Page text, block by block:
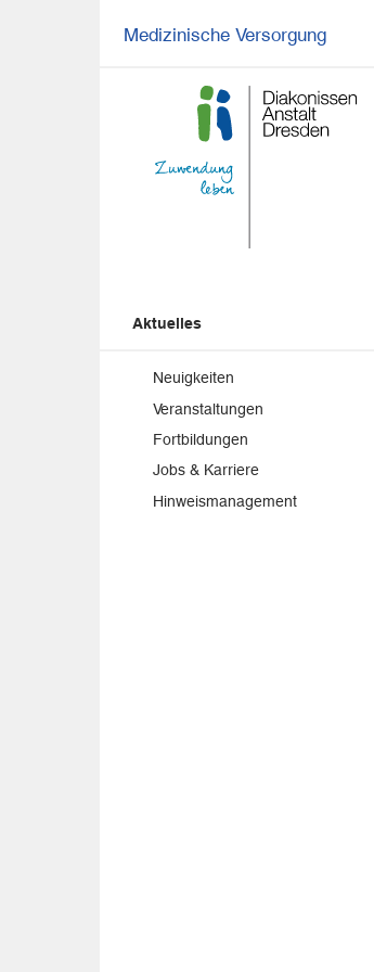
Medizinische Versorgung
Aktuelles
Neuigkeiten
Veranstaltungen
Fortbildungen
Jobs & Karriere
Hinweismanagement